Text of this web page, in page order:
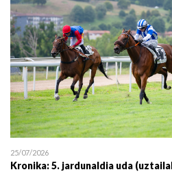
25/07/2026
Kronika: 5. jardunaldia uda